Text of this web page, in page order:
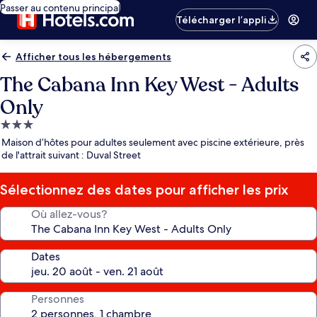
Passer au contenu principal
Télécharger l’appli
Afficher tous les hébergements
The Cabana Inn Key West - Adults
Only
Hébergement
3.0 étoiles
Maison d’hôtes pour adultes seulement avec piscine extérieure, près
de l'attrait suivant : Duval Street
Sélectionnez des dates pour afficher les prix
Où allez-vous?
Dates
Personnes